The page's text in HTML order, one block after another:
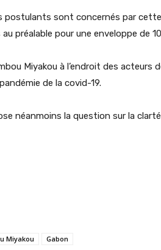
postulants sont concernés par
préalable pour une enveloppe de
Miyakou à l’endroit des acteurs
de la covid-19.
néanmoins la question sur la
Miyakou Gabon